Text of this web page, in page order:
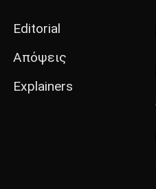
Editorial
Απόψεις
Explainers